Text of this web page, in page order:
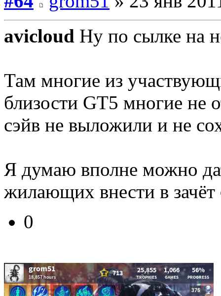
avicloud Ну по сылке на
Там многие из
близости GT5 многие не
сэйв не выложили и не
Я думаю вполне можно
жилающих внести в зачёт
0